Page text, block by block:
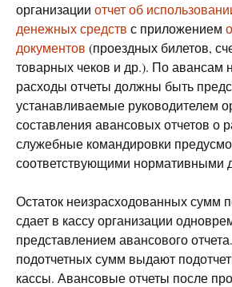
организации отчет об
денежных средств с приложением
документов (проездных билетов,
товарных чеков и др.). По авансам
расходы отчеты должны быть
устанавливаемые руководителем
составления авансовых отчетов о
служебные командировки
соответствующими нормативными
Остаток неизрасходованных сумм
сдает в кассу организации
представлением авансового
подотчетных сумм выдают
кассы. Авансовые отчеты после